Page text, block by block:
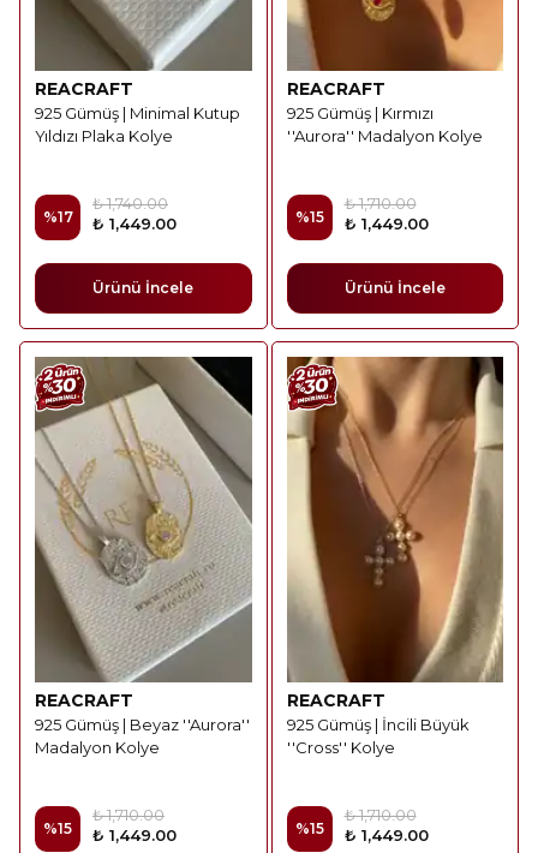
REACRAFT
925 Gümüş | Minimal Kutup
Yıldızı Plaka Kolye
%17
₺ 1,740.00
₺ 1,449.00
Ürünü İncele
REACRAFT
925 Gümüş | Kırmızı
''Aurora'' Madalyon Kolye
%15
₺ 1,710.00
₺ 1,449.00
Ürünü İncele
REACRAFT
925 Gümüş | Beyaz ''Aurora''
Madalyon Kolye
%15
₺ 1,710.00
₺ 1,449.00
REACRAFT
925 Gümüş | İncili Büyük
''Cross'' Kolye
%15
₺ 1,710.00
₺ 1,449.00